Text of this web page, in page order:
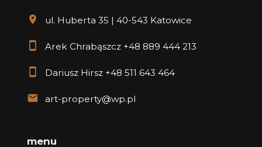
ul. Huberta 35 | 40-543 Katowice
Arek Chrabąszcz +48 889 444 213
Dariusz Hirsz +48 511 643 464
art-property@wp.pl
menu